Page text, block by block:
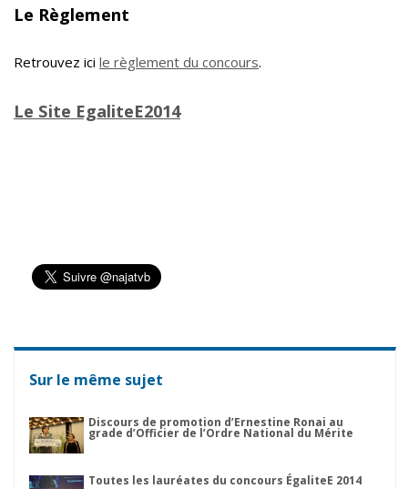
Le Règlement
Retrouvez ici le règlement du concours.
Le Site EgaliteE2014
Sur le même sujet
Discours de promotion d’Ernestine Ronai au
grade d’Officier de l’Ordre National du Mérite
Toutes les lauréates du concours ÉgaliteE 2014